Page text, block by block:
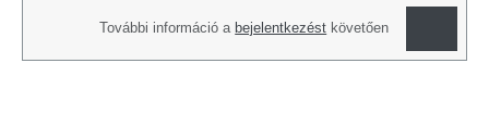
További információ a bejelentkezést követően